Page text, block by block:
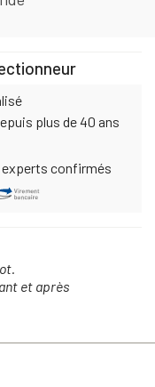
plus de 40 ans
experts confirmés
et après